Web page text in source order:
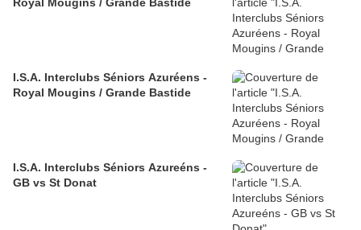
I.S.A. Interclubs Séniors Azuréens -
Royal Mougins / Grande Bastide
I.S.A. Interclubs Séniors Azureéns -
GB vs St Donat